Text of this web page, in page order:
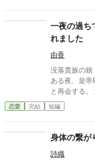
一夜の過ち
れました
由香
没落貴族の娘
ある夜、皇帝
と再会する。 遠い存在になったはずの彼。 けれど、その夜をきっ
かけに月鈴の運命は大
なぜか彼女
恋愛 完結 短編
身体の繋が
詩織